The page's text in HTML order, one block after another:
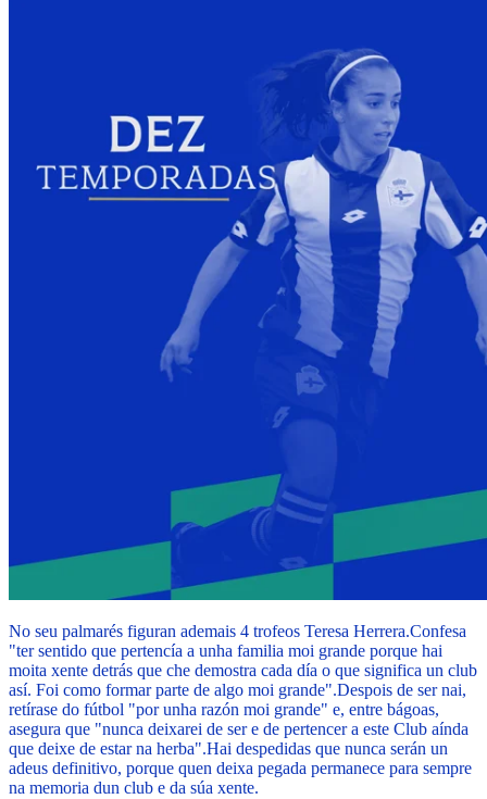
No seu palmarés figuran ademais 4 trofeos Teresa Herrera.Confesa
"ter sentido que pertencía a unha familia moi grande porque hai
moita xente detrás que che demostra cada día o que significa un club
así. Foi como formar parte de algo moi grande".Despois de ser nai,
retírase do fútbol "por unha razón moi grande" e, entre bágoas,
asegura que "nunca deixarei de ser e de pertencer a este Club aínda
que deixe de estar na herba".Hai despedidas que nunca serán un
adeus definitivo, porque quen deixa pegada permanece para sempre
na memoria dun club e da súa xente.